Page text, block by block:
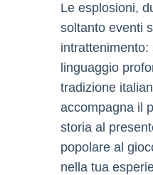
Le esplosioni,
soltanto eventi
intrattenimento:
linguaggio
tradizione
accompagna il
storia al
popolare al
nella tua